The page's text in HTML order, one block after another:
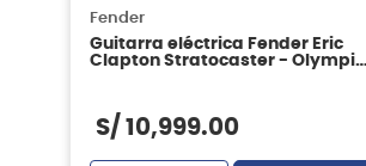
Fender
Guitarra eléctrica Fender Eric
Clapton Stratocaster - Olympic
S/ 10,999.00